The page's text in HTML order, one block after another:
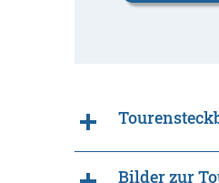
Bilder zur